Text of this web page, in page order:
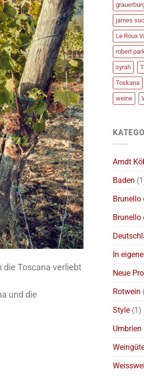
die Toscana verliebt
und die
james
Le Roux
robert
syrah
Toskana
weine
Arndt
Baden
In
Neue
Rotwein
Style (1)
Umbrien